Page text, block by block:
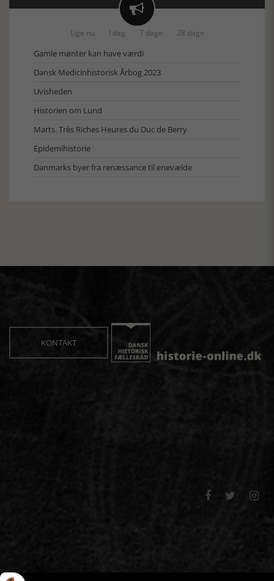

Lige nu I dag 7 dage 28 dage
Gamle mønter kan have værdi
Dansk Medicinhistorisk Årbog 2023
Uvisheden
Historien om Lund
Marts. Très Riches Heures du Duc de Berry
Epidemihistorie
Danmarks byer fra renæssance til enevælde
KONTAKT
  